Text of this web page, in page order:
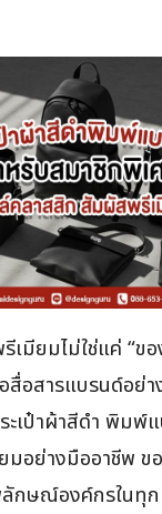
รีเมียมไม่ใช่แค่ “ข
สื่อสารแบรนด์อย่
ะเป๋าผ้าสีดำ พิมพ์
มอย่างมืออาชีพ ข
กษณ์องค์กรในทุ